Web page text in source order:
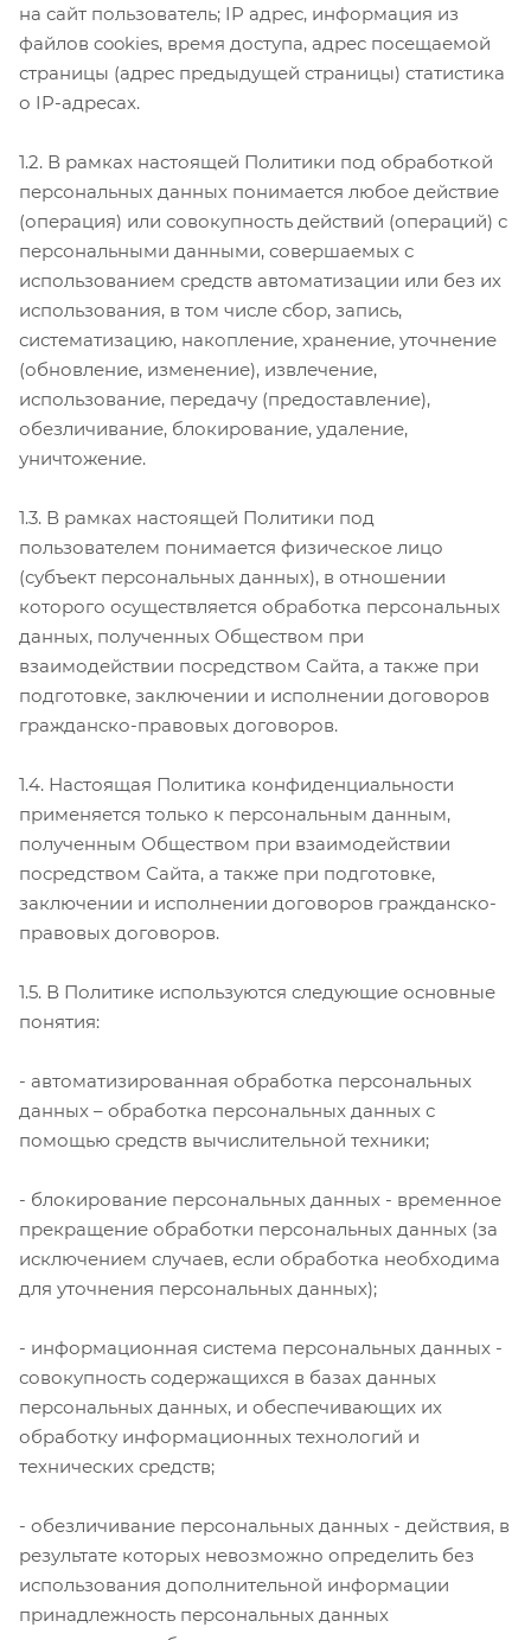
на сайт пользователь; IP адрес, информация из
файлов cookies, время доступа, адрес посещаемой
страницы (адрес предыдущей страницы) статистика
о IP-адресах.
1.2. В рамках настоящей Политики под обработкой
персональных данных понимается любое действие
(операция) или совокупность действий (операций) с
персональными данными, совершаемых с
использованием средств автоматизации или без их
использования, в том числе сбор, запись,
систематизацию, накопление, хранение, уточнение
(обновление, изменение), извлечение,
использование, передачу (предоставление),
обезличивание, блокирование, удаление,
уничтожение.
1.3. В рамках настоящей Политики под
пользователем понимается физическое лицо
(субъект персональных данных), в отношении
которого осуществляется обработка персональных
данных, полученных Обществом при
взаимодействии посредством Сайта, а также при
подготовке, заключении и исполнении договоров
гражданско-правовых договоров.
1.4. Настоящая Политика конфиденциальности
применяется только к персональным данным,
полученным Обществом при взаимодействии
посредством Сайта, а также при подготовке,
заключении и исполнении договоров гражданско-
правовых договоров.
1.5. В Политике используются следующие основные
понятия:
- автоматизированная обработка персональных
данных – обработка персональных данных с
помощью средств вычислительной техники;
- блокирование персональных данных - временное
прекращение обработки персональных данных (за
исключением случаев, если обработка необходима
для уточнения персональных данных);
- информационная система персональных данных -
совокупность содержащихся в базах данных
персональных данных, и обеспечивающих их
обработку информационных технологий и
технических средств;
- обезличивание персональных данных - действия, в
результате которых невозможно определить без
использования дополнительной информации
принадлежность персональных данных